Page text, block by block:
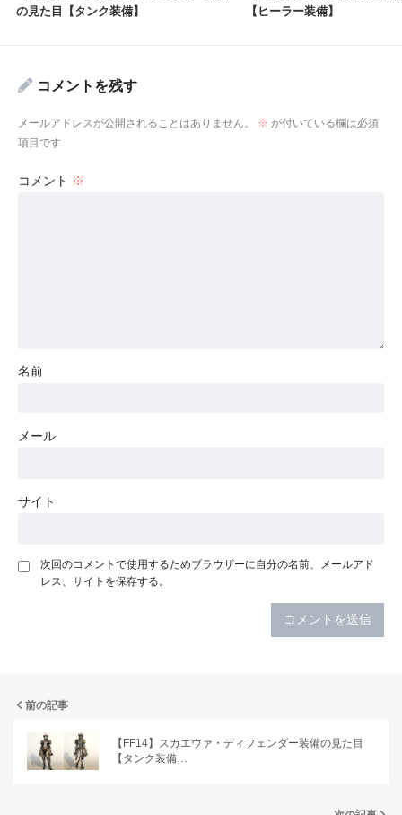
の見た目【タンク装備】
【ヒーラー装備】
コメントを残す
メールアドレスが公開されることはありません。 ※ が付いている欄は必須
項目です
コメント ※
名前
メール
サイト
次回のコメントで使用するためブラウザーに自分の名前、メールアド
レス、サイトを保存する。
前の記事
【FF14】スカエウァ・ディフェンダー装備の見た目
【タンク装備…